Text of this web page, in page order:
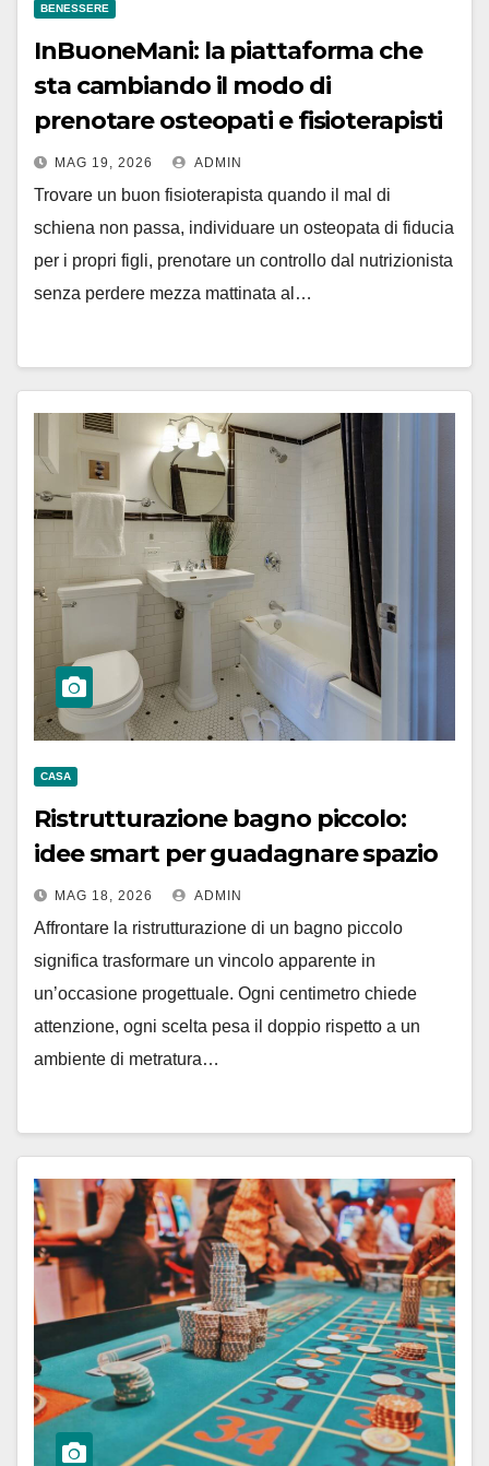
BENESSERE
InBuoneMani: la piattaforma che
sta cambiando il modo di
prenotare osteopati e fisioterapisti
MAG 19, 2026 ADMIN
Trovare un buon fisioterapista quando il mal di
schiena non passa, individuare un osteopata di fiducia
per i propri figli, prenotare un controllo dal nutrizionista
senza perdere mezza mattinata al…
CASA
Ristrutturazione bagno piccolo:
idee smart per guadagnare spazio
MAG 18, 2026 ADMIN
Affrontare la ristrutturazione di un bagno piccolo
significa trasformare un vincolo apparente in
un’occasione progettuale. Ogni centimetro chiede
attenzione, ogni scelta pesa il doppio rispetto a un
ambiente di metratura…